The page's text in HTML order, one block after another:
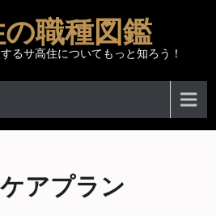
職種図鑑
るサ高住についてもっと知ろう！
ケアプラン